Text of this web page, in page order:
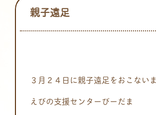
親子遠足
３月２４日に親子遠足をおこないま
えびの支援センターびーだま